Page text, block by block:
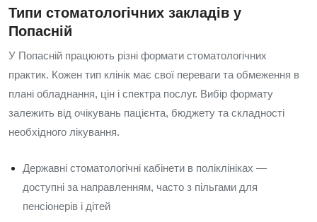
Типи стоматологічних закладів у
Попасній
У Попасній працюють різні формати стоматологічних
практик. Кожен тип клінік має свої переваги та обмеження в
плані обладнання, цін і спектра послуг. Вибір формату
залежить від очікувань пацієнта, бюджету та складності
необхідного лікування.
Державні стоматологічні кабінети в поліклініках —
доступні за направленням, часто з пільгами для
пенсіонерів і дітей